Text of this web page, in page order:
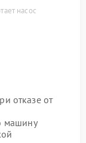
насос
отказе от
машину